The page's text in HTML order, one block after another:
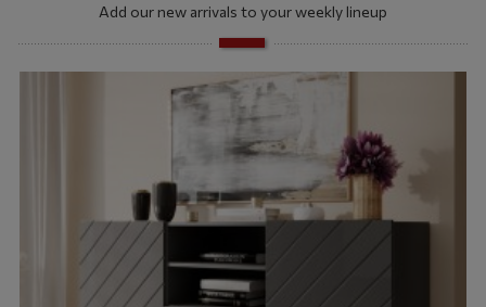
Add our new arrivals to your weekly lineup